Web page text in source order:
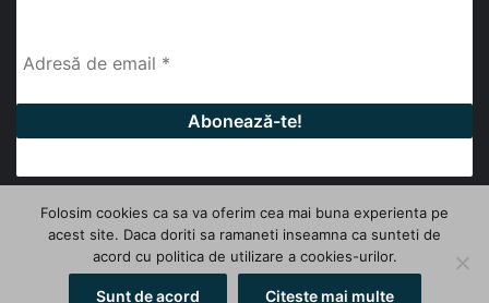
© Copyright 2026, All Rights Reserved | InfoHale
FacebookLinkedInYouTube
Folosim cookies ca sa va oferim cea mai buna experienta pe
acest site. Daca doriti sa ramaneti inseamna ca sunteti de
acord cu politica de utilizare a cookies-urilor.
Sunt de acord Citeste mai multe